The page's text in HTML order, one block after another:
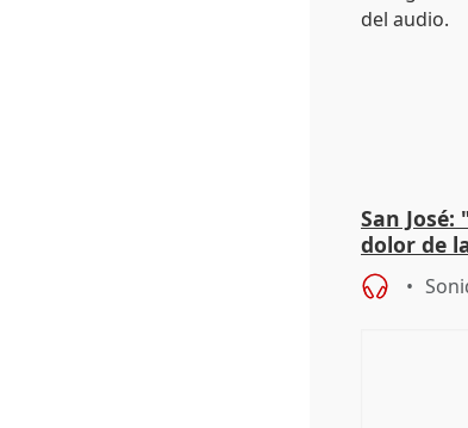
San
dolor de